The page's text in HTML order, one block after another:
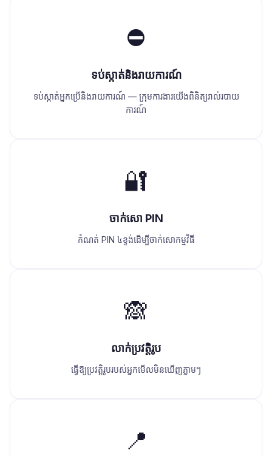
⛔
ទប់ស្កាត់និងរាយការណ៍
ទប់ស្កាត់អ្នកប្រើនិងរាយការណ៍ — ក្រុមការងារយើងពិនិត្យរាល់របាយ
ការណ៍
🔐
ចាក់សោ PIN
កំណត់ PIN ៤ខ្ទង់ដើម្បីចាក់សោកម្មវិធី
🙈
លាក់ប្រវត្តិរូប
ធ្វើឱ្យប្រវត្តិរូបរបស់អ្នកមើលមិនឃើញភ្លាមៗ
📍